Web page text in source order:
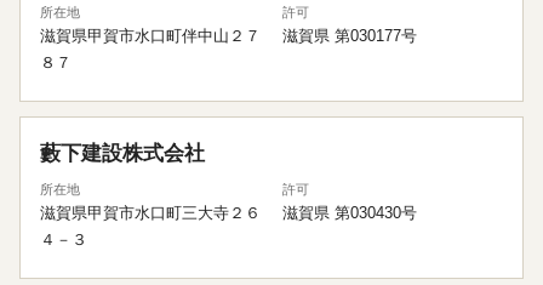
所在地
滋賀県甲賀市水口町伴中山２７
８７
許可
滋賀県 第030177号
藪下建設株式会社
所在地
滋賀県甲賀市水口町三大寺２６
４－３
許可
滋賀県 第030430号